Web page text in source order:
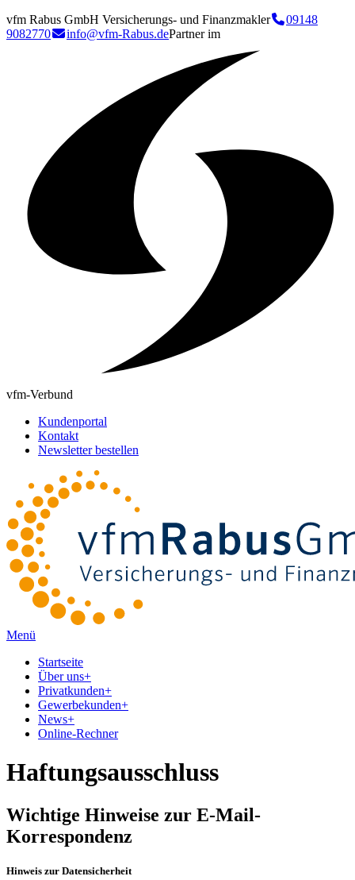
vfm Rabus GmbH Versicherungs- und Finanzmakler
09148
9082770
info@vfm-Rabus.dePartner im
vfm-Verbund
Kundenportal
Kontakt
Newsletter bestellen
Menü
Startseite
Über uns+
Privatkunden+
Gewerbekunden+
News+
Online-Rechner
Haftungsausschluss
Wichtige Hinweise zur E-Mail-
Korrespondenz
Hinweis zur Datensicherheit